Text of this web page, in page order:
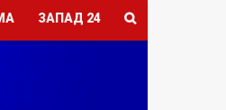
ЗАПАД 24